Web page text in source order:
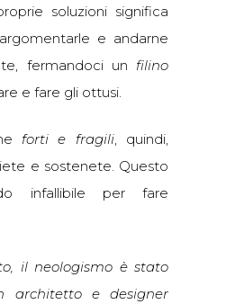
soluzioni significa
e andarne
fermandoci un filino
e fare gli ottusi.
forti e fragili, quindi,
e sostenete. Questo
infallibile per fare
il neologismo è stato
architetto e designer